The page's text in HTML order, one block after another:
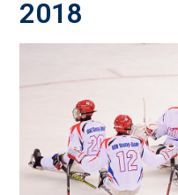
2018